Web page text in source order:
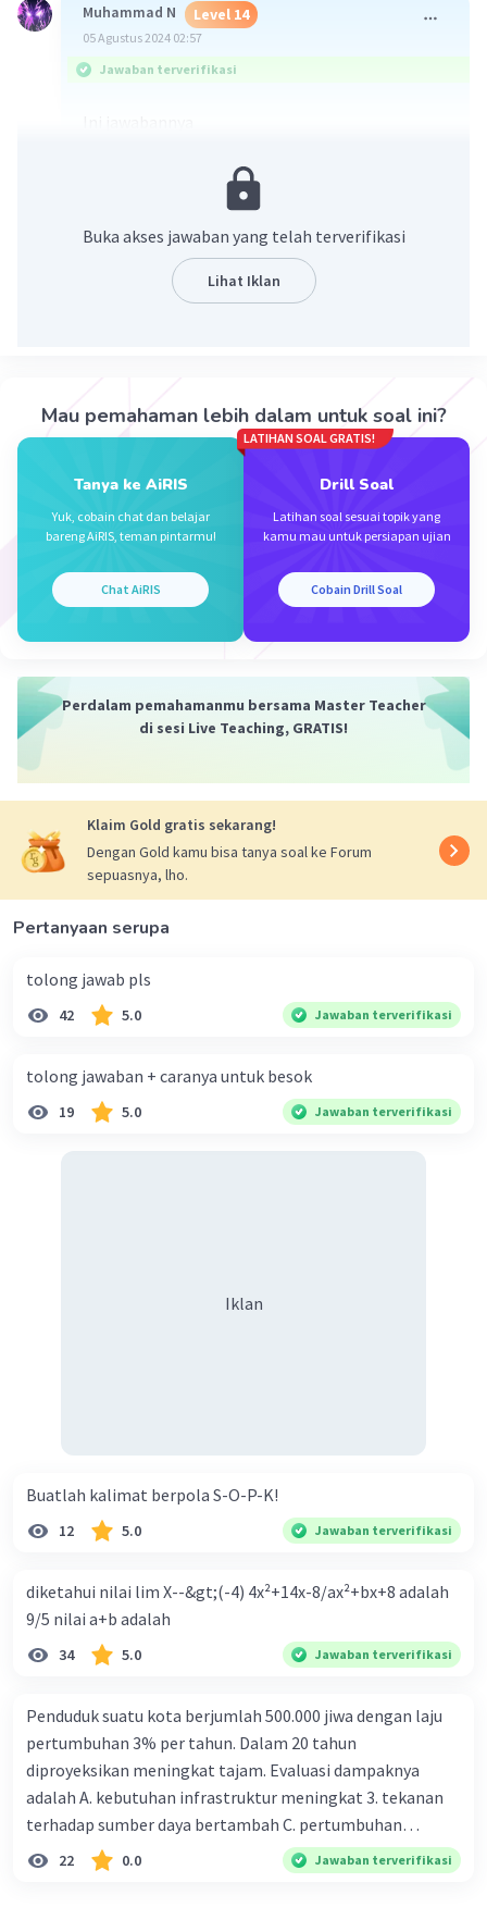
Muhammad N Level 14
05 Agustus 2024 02:57
Jawaban terverifikasi
Buka akses jawaban yang telah terverifikasi
Lihat Iklan
Mau pemahaman lebih dalam untuk soal ini?
Tanya ke AiRIS
Yuk, cobain chat dan belajar
bareng AiRIS, teman pintarmu!
Chat AiRIS
LATIHAN SOAL GRATIS!
Drill Soal
Latihan soal sesuai topik yang
kamu mau untuk persiapan ujian
Cobain Drill Soal
Perdalam pemahamanmu bersama Master Teacher
di sesi Live Teaching, GRATIS!
Klaim Gold gratis sekarang!
Dengan Gold kamu bisa tanya soal ke Forum
sepuasnya, lho.
Pertanyaan serupa
tolong jawab pls
42 5.0 Jawaban terverifikasi
tolong jawaban + caranya untuk besok
19 5.0 Jawaban terverifikasi
Iklan
Buatlah kalimat berpola S-O-P-K!
12 5.0 Jawaban terverifikasi
diketahui nilai lim X--&gt;(-4) 4x²+14x-8/ax²+bx+8 adalah
9/5 nilai a+b adalah
34 5.0 Jawaban terverifikasi
Penduduk suatu kota berjumlah 500.000 jiwa dengan laju
pertumbuhan 3% per tahun. Dalam 20 tahun
diproyeksikan meningkat tajam. Evaluasi dampaknya
adalah A. kebutuhan infrastruktur meningkat 3. tekanan
terhadap sumber daya bertambah C. pertumbuhan
eksponensial berdampak jangka panjang D. tidak
memengaruhi tata ruang E. proyeksi penduduk penting
22 0.0 Jawaban terverifikasi